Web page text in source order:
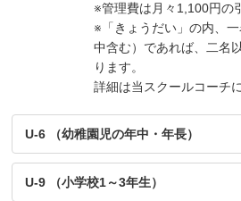
※管理費は月々1,100円の
※「きょうだい」の内、
中含む）であれば、二名
ります。
詳細は当スクールコーチ
U-6 （幼稚園児の年中・年長）
U-9 （小学校1～3年生）